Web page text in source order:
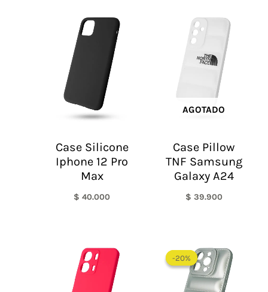
Case Silicone
Iphone 12 Pro
Max
$ 40.000
AGOTADO
Case Pillow
TNF Samsung
Galaxy A24
$ 39.900
-20%
-20%
precio
original
era:
$ 60.000.